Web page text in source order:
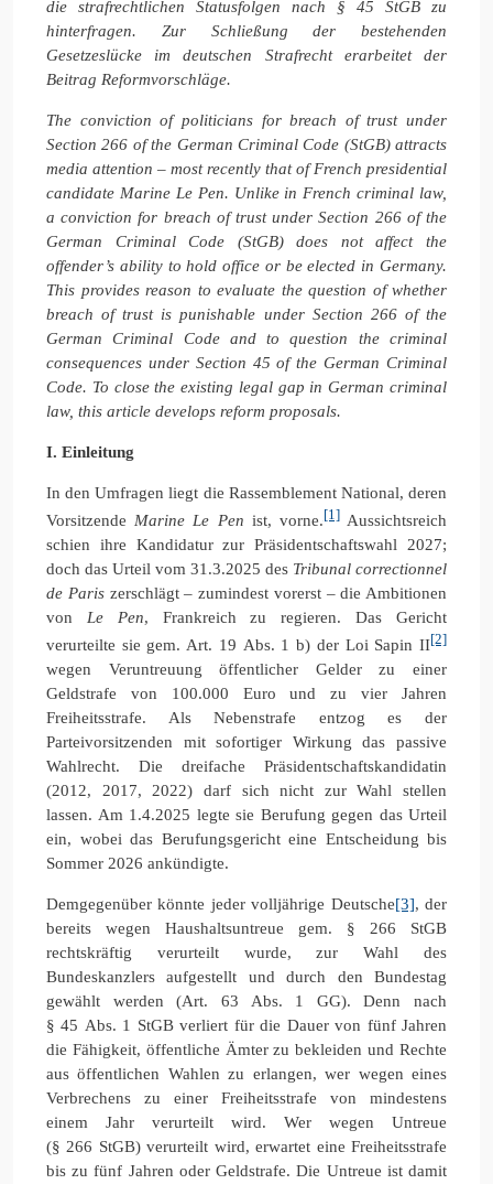
die strafrechtlichen Statusfolgen nach § 45 StGB zu
hinterfragen. Zur Schließung der bestehenden
Gesetzeslücke im deutschen Strafrecht erarbeitet der
Beitrag Reformvorschläge.
The conviction of politicians for breach of trust under
Section 266 of the German Criminal Code (StGB) attracts
media attention – most recently that of French presidential
candidate Marine Le Pen. Unlike in French criminal law,
a conviction for breach of trust under Section 266 of the
German Criminal Code (StGB) does not affect the
offender’s ability to hold office or be elected in Germany.
This provides reason to evaluate the question of whether
breach of trust is punishable under Section 266 of the
German Criminal Code and to question the criminal
consequences under Section 45 of the German Criminal
Code. To close the existing legal gap in German criminal
law, this article develops reform proposals.
I. Einleitung
In den Umfragen liegt die Rassemblement National, deren
Vorsitzende Marine Le Pen ist, vorne.[1]Aussichtsreich
schien ihre Kandidatur zur Präsidentschaftswahl 2027;
doch das Urteil vom 31.3.2025 des Tribunal correctionnel
de Pariszerschlägt – zumindest vorerst – die Ambitionen
von Le Pen, Frankreich zu regieren. Das Gericht
verurteilte sie gem. Art. 19 Abs. 1 b) der Loi Sapin II[2]
wegen Veruntreuung öffentlicher Gelder zu einer
Geldstrafe von 100.000 Euro und zu vier Jahren
Freiheitsstrafe. Als Nebenstrafe entzog es der
Parteivorsitzenden mit sofortiger Wirkung das passive
Wahlrecht. Die dreifache Präsidentschaftskandidatin
(2012, 2017, 2022) darf sich nicht zur Wahl stellen
lassen. Am 1.4.2025 legte sie Berufung gegen das Urteil
ein, wobei das Berufungsgericht eine Entscheidung bis
Sommer 2026 ankündigte.
Demgegenüber könnte jeder volljährige Deutsche[3], der
bereits wegen Haushaltsuntreue gem. § 266 StGB
rechtskräftig verurteilt wurde, zur Wahl des
Bundeskanzlers aufgestellt und durch den Bundestag
gewählt werden (Art. 63 Abs. 1 GG). Denn nach
§ 45 Abs. 1 StGB verliert für die Dauer von fünf Jahren
die Fähigkeit, öffentliche Ämter zu bekleiden und Rechte
aus öffentlichen Wahlen zu erlangen, wer wegen eines
Verbrechens zu einer Freiheitsstrafe von mindestens
einem Jahr verurteilt wird. Wer wegen Untreue
(§ 266 StGB) verurteilt wird, erwartet eine Freiheitsstrafe
bis zu fünf Jahren oder Geldstrafe. Die Untreue ist damit